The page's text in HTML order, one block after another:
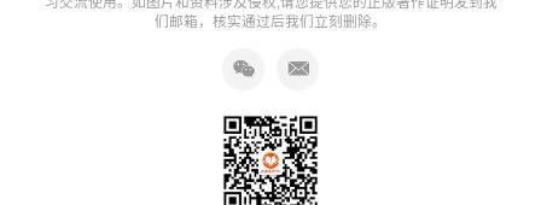
们邮箱，核实通过后我们立刻删除。